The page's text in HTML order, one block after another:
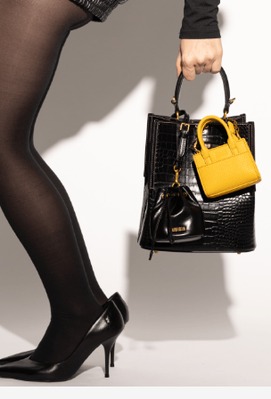
Elas funcionam quase como bolsas, mas
casuais ou até para complementar um
e tênis. Esse trio forma um visual urbano,
com vestidos leves, saias rodadas e blusas
faltava. Ela funciona como ponto de cor